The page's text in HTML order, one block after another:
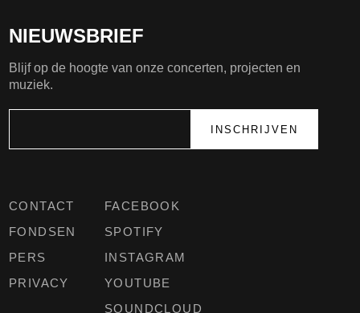
CONTACT
FONDSEN
PERS
PRIVACY
FACEBOOK
SPOTIFY
INSTAGRAM
YOUTUBE
SOUNDCLOUD
NIEUWSBRIEF
Blijf op de hoogte van onze concerten, projecten en
muziek.